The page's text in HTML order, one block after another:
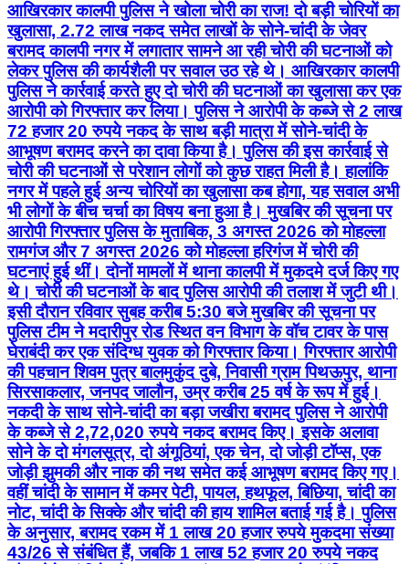
आखिरकार कालपी पुलिस ने खोला चोरी का राज! दो बड़ी चोरियों का
खुलासा, 2.72 लाख नकद समेत लाखों के सोने-चांदी के जेवर
बरामद कालपी नगर में लगातार सामने आ रही चोरी की घटनाओं को
लेकर पुलिस की कार्यशैली पर सवाल उठ रहे थे। आखिरकार कालपी
पुलिस ने कार्रवाई करते हुए दो चोरी की घटनाओं का खुलासा कर एक
आरोपी को गिरफ्तार कर लिया। पुलिस ने आरोपी के कब्जे से 2 लाख
72 हजार 20 रुपये नकद के साथ बड़ी मात्रा में सोने-चांदी के
आभूषण बरामद करने का दावा किया है। पुलिस की इस कार्रवाई से
चोरी की घटनाओं से परेशान लोगों को कुछ राहत मिली है। हालांकि
नगर में पहले हुई अन्य चोरियों का खुलासा कब होगा, यह सवाल अभी
भी लोगों के बीच चर्चा का विषय बना हुआ है। मुखबिर की सूचना पर
आरोपी गिरफ्तार पुलिस के मुताबिक, 3 अगस्त 2026 को मोहल्ला
रामगंज और 7 अगस्त 2026 को मोहल्ला हरिगंज में चोरी की
घटनाएं हुई थीं। दोनों मामलों में थाना कालपी में मुकदमे दर्ज किए गए
थे। चोरी की घटनाओं के बाद पुलिस आरोपी की तलाश में जुटी थी।
इसी दौरान रविवार सुबह करीब 5:30 बजे मुखबिर की सूचना पर
पुलिस टीम ने मदारीपुर रोड स्थित वन विभाग के वॉच टावर के पास
घेराबंदी कर एक संदिग्ध युवक को गिरफ्तार किया। गिरफ्तार आरोपी
की पहचान शिवम पुत्र बालमुकुंद दुबे, निवासी ग्राम पिथऊपुर, थाना
सिरसाकलार, जनपद जालौन, उम्र करीब 25 वर्ष के रूप में हुई।
नकदी के साथ सोने-चांदी का बड़ा जखीरा बरामद पुलिस ने आरोपी
के कब्जे से 2,72,020 रुपये नकद बरामद किए। इसके अलावा
सोने के दो मंगलसूत्र, दो अंगूठियां, एक चेन, दो जोड़ी टॉप्स, एक
जोड़ी झुमकी और नाक की नथ समेत कई आभूषण बरामद किए गए।
वहीं चांदी के सामान में कमर पेटी, पायल, हथफूल, बिछिया, चांदी का
नोट, चांदी के सिक्के और चांदी की हाय शामिल बताई गई है। पुलिस
के अनुसार, बरामद रकम में 1 लाख 20 हजार रुपये मुकदमा संख्या
43/26 से संबंधित हैं, जबकि 1 लाख 52 हजार 20 रुपये नकद